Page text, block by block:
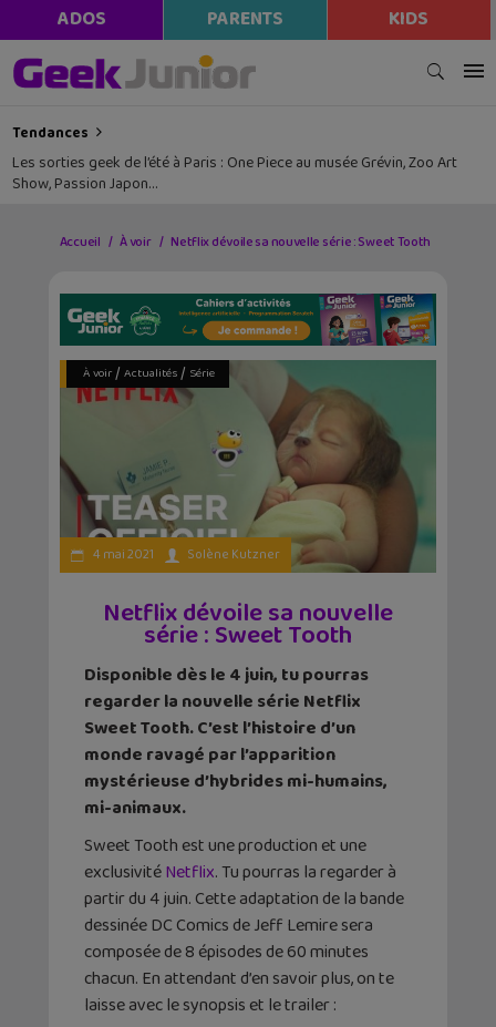
ADOS PARENTS KIDS
Tendances
Les sorties geek de l’été à Paris : One Piece au musée Grévin, Zoo Art
Show, Passion Japon…
Accueil À voir Netflix dévoile sa nouvelle série : Sweet Tooth
À voir/ Actualités/ Série
4 mai 2021 Solène Kutzner
Netflix dévoile sa nouvelle
série : Sweet Tooth
Disponible dès le 4 juin, tu pourras
regarder la nouvelle série Netflix
Sweet Tooth. C’est l’histoire d’un
monde ravagé par l’apparition
mystérieuse d’hybrides mi-humains,
mi-animaux.
Sweet Tooth est une production et une
exclusivitéNetflix. Tu pourras la regarder à
partir du 4 juin. Cette adaptation de la bande
dessinée DC Comics de Jeff Lemire sera
composée de 8 épisodes de 60 minutes
chacun. En attendant d’en savoir plus, on te
laisse avec le synopsis et le trailer :